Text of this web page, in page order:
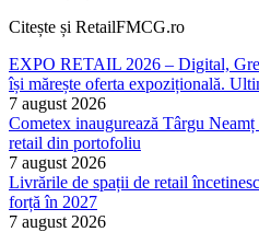
Citește și RetailFMCG.ro
EXPO RETAIL 2026 – Digital,
își mărește oferta expozițională.
7 august 2026
Cometex inaugurează Târgu
retail din portofoliu
7 august 2026
Livrările de spații de retail
forță în 2027
7 august 2026